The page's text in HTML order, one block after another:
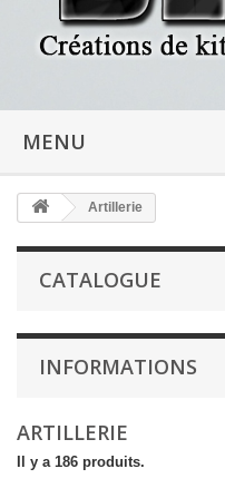
MENU
Artillerie
CATALOGUE
INFORMATIONS
ARTILLERIE
Il y a 186 produits.